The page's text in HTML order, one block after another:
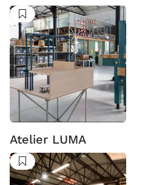
Suivre
Atelier LUMA
Suivre